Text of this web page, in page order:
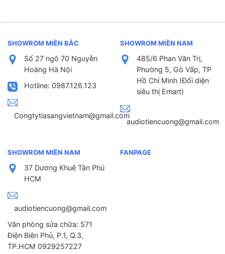
SHOWROM MIỀN BẮC
Số 27 ngõ 70 Nguyễn
Hoàng Hà Nội
Hotline: 0987.126.123
Congtytiasangvietnam@gmail.com
SHOWROM MIỀN NAM
485/6 Phan Văn Trị,
Phường 5, Gò Vấp, TP
Hồ Chí Minh (Đối diện
siêu thị Emart)
audiotiencuong@gmail.com
SHOWROM MIỀN NAM
37 Dương Khuê Tân Phú
HCM
audiotiencuong@gmail.com
Văn phòng sửa chữa: 571
Điện Biên Phủ, P.1, Q.3,
TP.HCM 0929257227
FANPAGE